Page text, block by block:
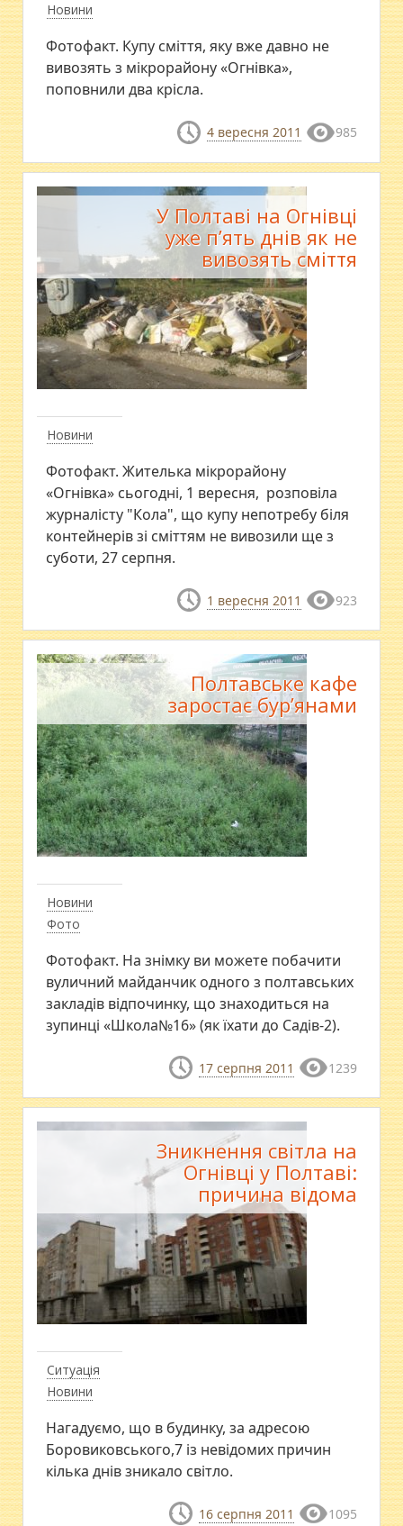
Новини
Фотофакт. Купу сміття, яку вже давно не
вивозять з мікрорайону «Огнівка»,
поповнили два крісла.
4 вересня 2011 985
Новини
У Полтаві на Огнівці
уже п’ять днів як не
вивозять сміття
Фотофакт. Жителька мікрорайону
«Огнівка» сьогодні, 1 вересня, розповіла
журналісту "Кола", що купу непотребу біля
контейнерів зі сміттям не вивозили ще з
суботи, 27 серпня.
1 вересня 2011 923
Новини
Фото
Полтавське кафе
заростає бур’янами
Фотофакт. На знімку ви можете побачити
вуличний майданчик одного з полтавських
закладів відпочинку, що знаходиться на
зупинці «Школа№16» (як їхати до Садів-2).
17 серпня 2011 1239
Ситуація
Новини
Зникнення світла на
Огнівці у Полтаві:
причина відома
Нагадуємо, що в будинку, за адресою
Боровиковського,7 із невідомих причин
кілька днів зникало світло.
16 серпня 2011 1095